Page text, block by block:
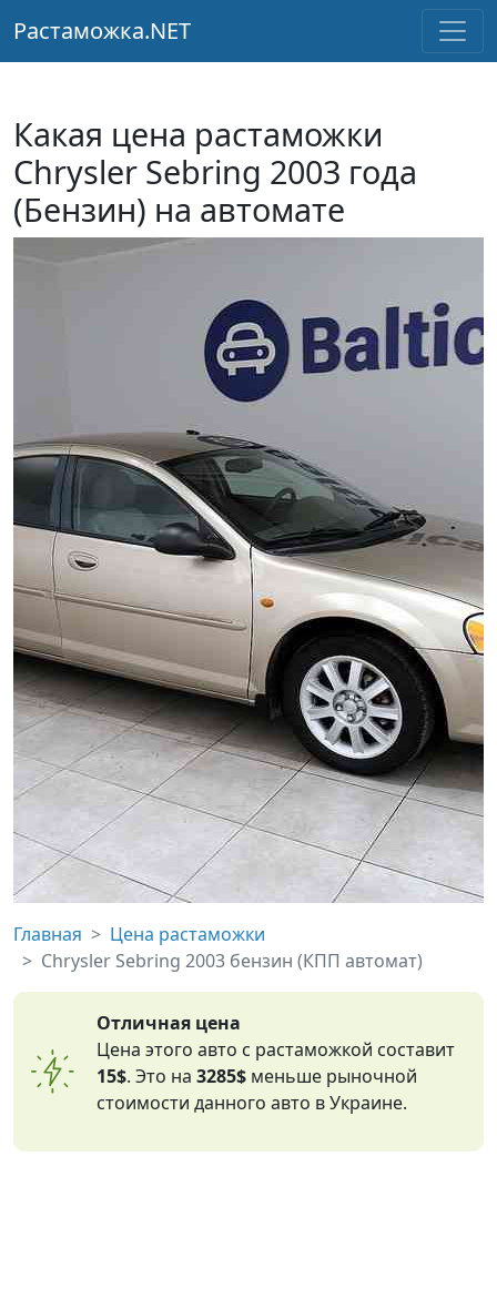
Растаможка.NET
Какая цена растаможки
Chrysler Sebring 2003 года
(Бензин) на автомате
Главная
Цена растаможки
Chrysler Sebring 2003 бензин (КПП автомат)
Отличная цена
Цена этого авто с растаможкой составит
15$. Это на3285$ меньше рыночной
стоимости данного авто в Украине.